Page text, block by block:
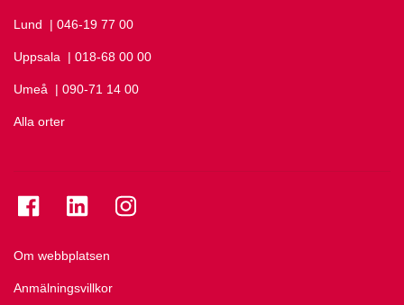
Lund Ring Lund på
| 046-19 77 00
Uppsala Ring Uppsala på
| 018-68 00 00
Umeå Ring Umeå på
| 090-71 14 00
Alla orter
Om webbplatsen
Anmälningsvillkor
Se folkuniversitetet på Facebook
Se folkuniversitetet på LinkedIn